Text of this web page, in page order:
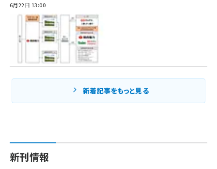
6月22日 13:00
新着記事をもっと見る
新刊情報